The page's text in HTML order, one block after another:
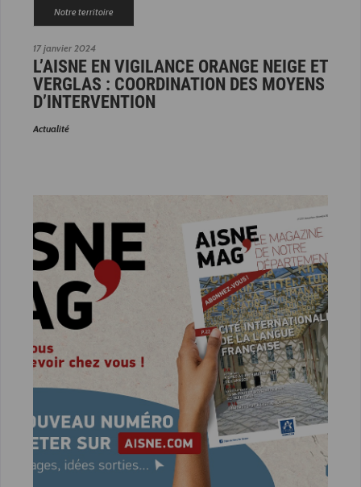
17 janvier 2024
Notre territoire
L’AISNE EN VIGILANCE ORANGE NEIGE ET
VERGLAS : COORDINATION DES MOYENS
D’INTERVENTION
Actualité